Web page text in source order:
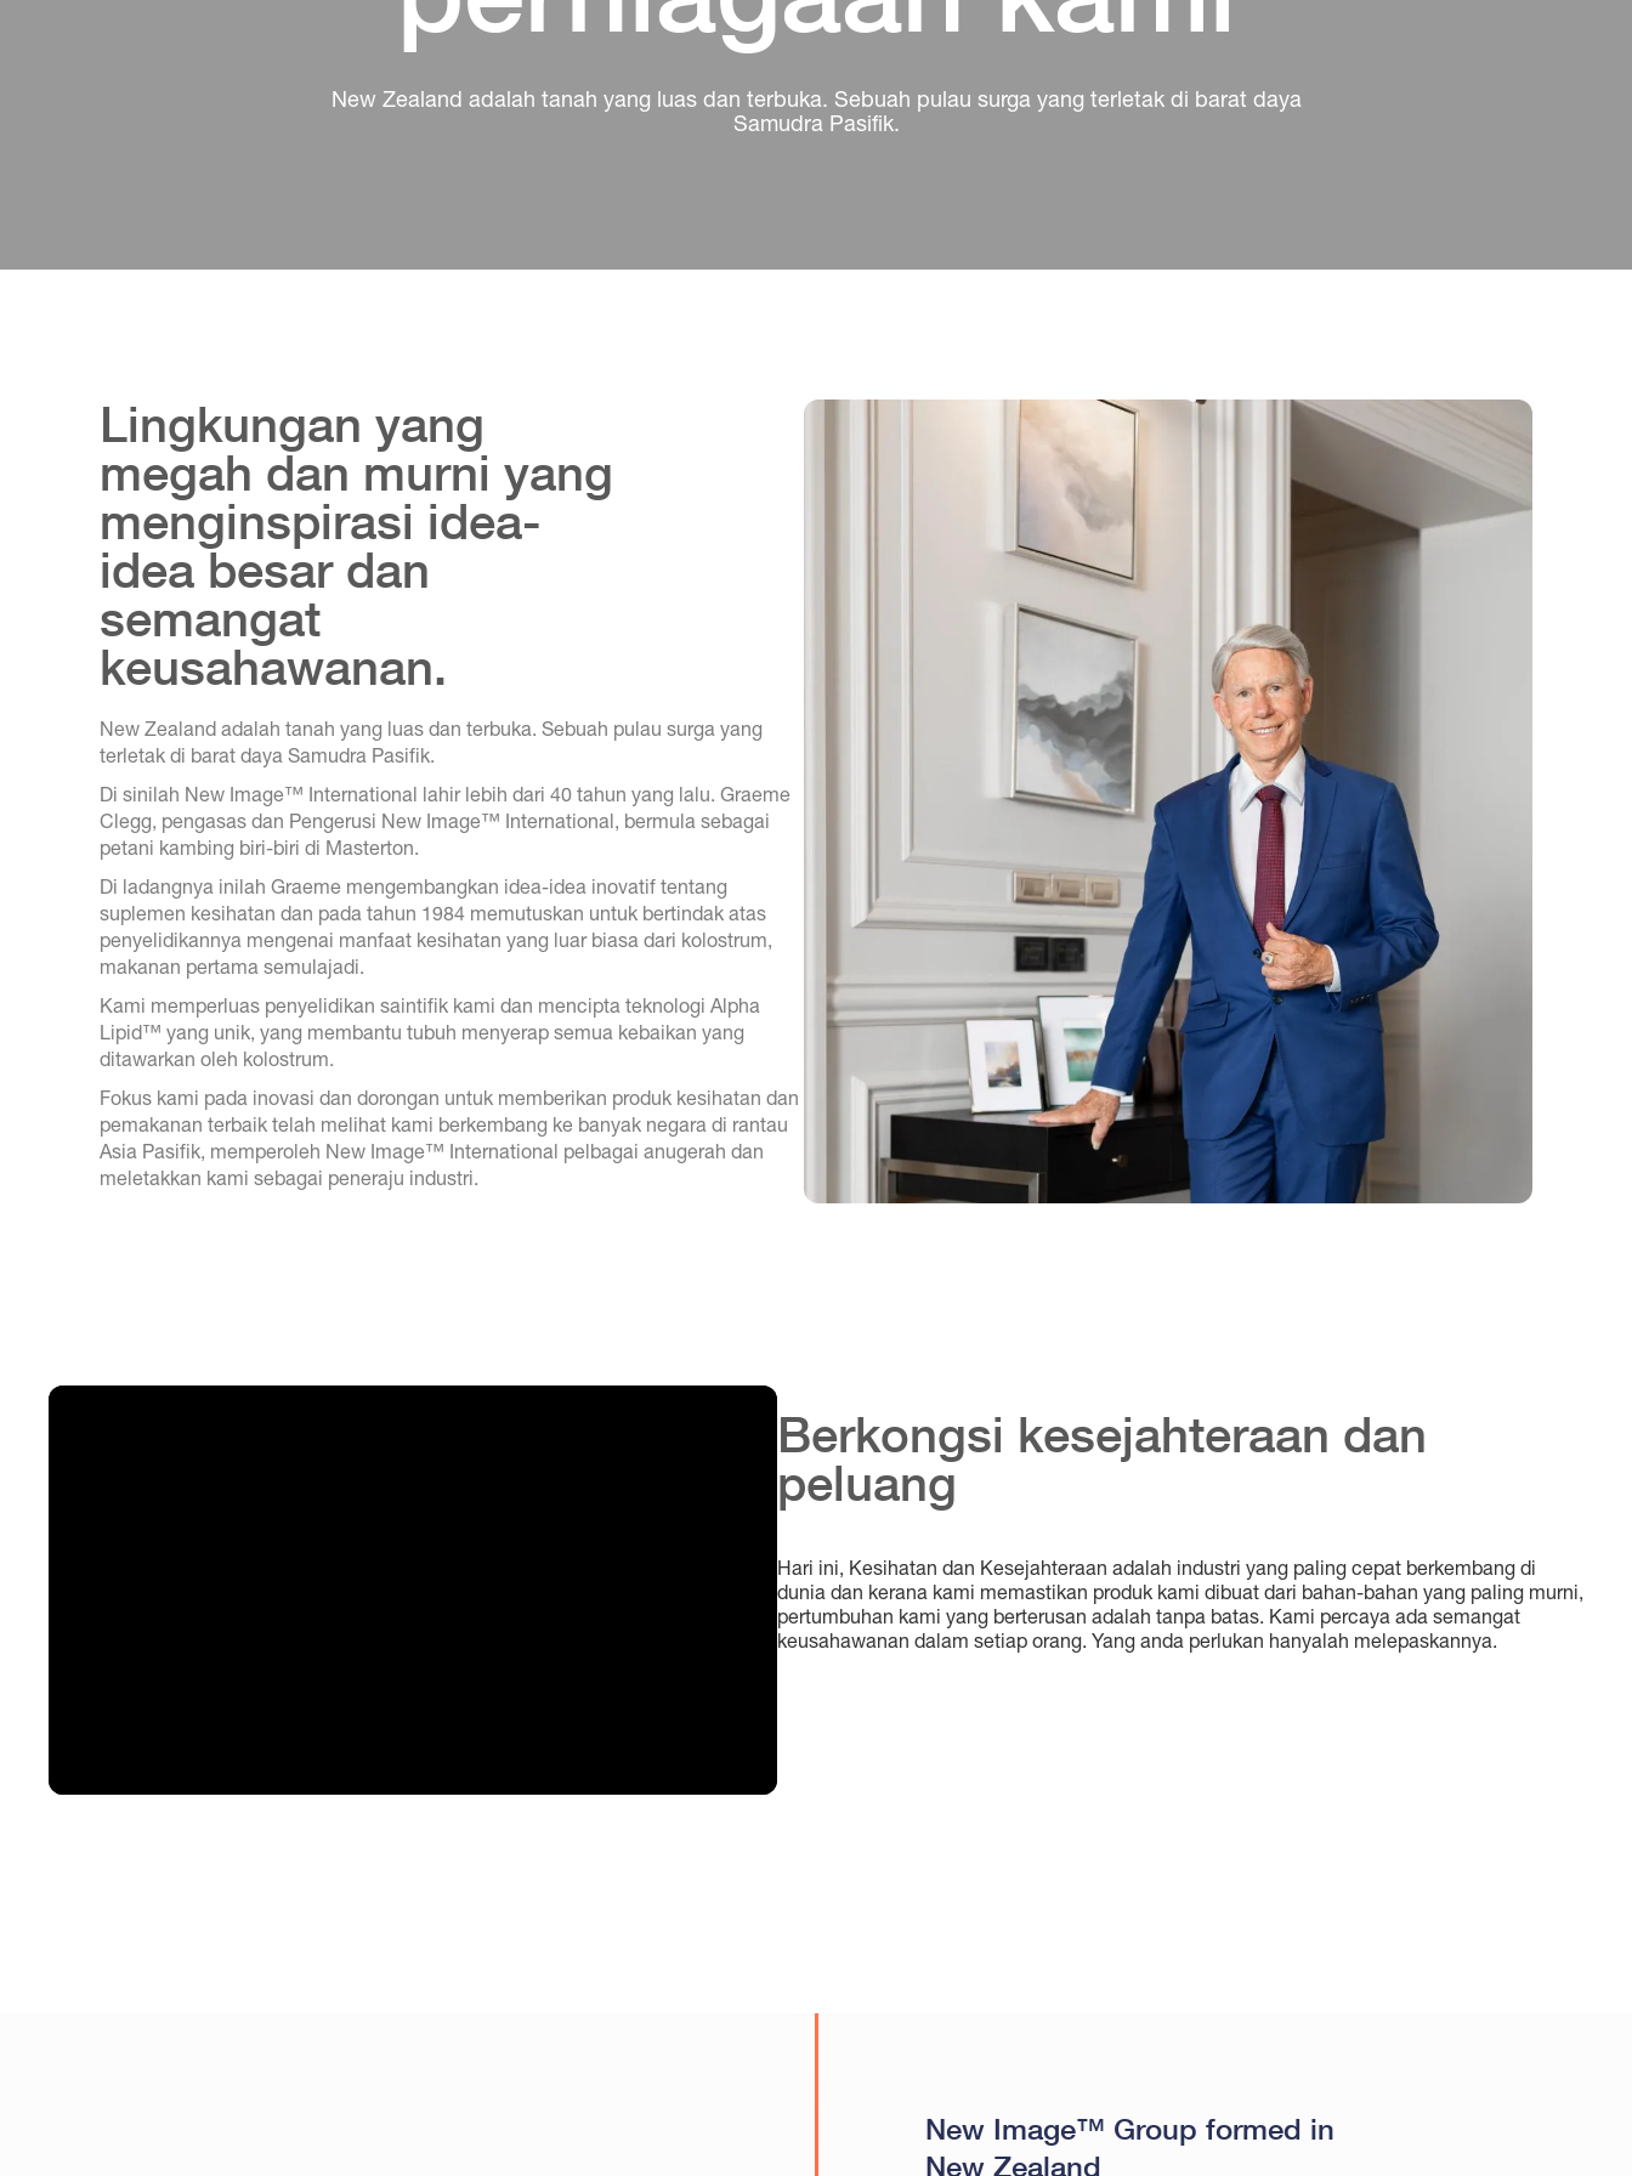
New Zealand adalah tanah yang luas dan terbuka. Sebuah pulau surga yang terletak di barat daya
Samudra Pasifik.
Lingkungan yang
megah dan murni yang
menginspirasi idea-
idea besar dan
semangat
keusahawanan.
New Zealand adalah tanah yang luas dan terbuka. Sebuah pulau surga yang
terletak di barat daya Samudra Pasifik.
Di sinilah New Image™ International lahir lebih dari 40 tahun yang lalu. Graeme
Clegg, pengasas dan Pengerusi New Image™ International, bermula sebagai
petani kambing biri-biri di Masterton.
Di ladangnya inilah Graeme mengembangkan idea-idea inovatif tentang
suplemen kesihatan dan pada tahun 1984 memutuskan untuk bertindak atas
penyelidikannya mengenai manfaat kesihatan yang luar biasa dari kolostrum,
makanan pertama semulajadi.
Kami memperluas penyelidikan saintifik kami dan mencipta teknologi Alpha
Lipid™ yang unik, yang membantu tubuh menyerap semua kebaikan yang
ditawarkan oleh kolostrum.
Fokus kami pada inovasi dan dorongan untuk memberikan produk kesihatan dan
pemakanan terbaik telah melihat kami berkembang ke banyak negara di rantau
Asia Pasifik, memperoleh New Image™ International pelbagai anugerah dan
meletakkan kami sebagai peneraju industri.
Berkongsi kesejahteraan dan
peluang
Hari ini, Kesihatan dan Kesejahteraan adalah industri yang paling cepat berkembang di
dunia dan kerana kami memastikan produk kami dibuat dari bahan-bahan yang paling murni,
pertumbuhan kami yang berterusan adalah tanpa batas. Kami percaya ada semangat
keusahawanan dalam setiap orang. Yang anda perlukan hanyalah melepaskannya.
New Image™ Group formed in
New Zealand